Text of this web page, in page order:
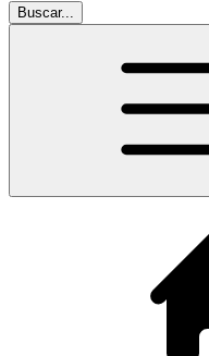
Buscar...